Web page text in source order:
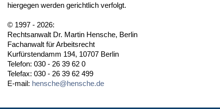
hiergegen werden gerichtlich verfolgt.
© 1997 - 2026:
Rechtsanwalt Dr. Martin Hensche, Berlin
Fachanwalt für Arbeitsrecht
Kurfürstendamm 194, 10707 Berlin
Telefon: 030 - 26 39 62 0
Telefax: 030 - 26 39 62 499
E-mail: hensche@hensche.de